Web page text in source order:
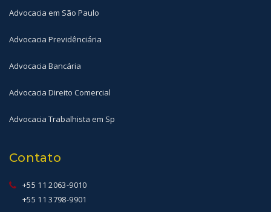
Advocacia em São Paulo
Advocacia Previdênciária
Advocacia Bancária
Advocacia Direito Comercial
Advocacia Trabalhista em Sp
Contato
+55 11 2063-9010
+55 11 3798-9901